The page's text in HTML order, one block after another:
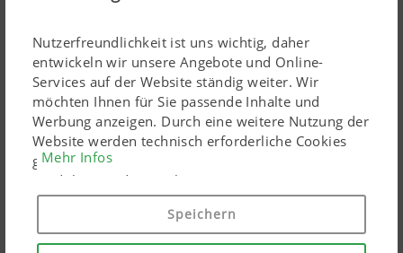
Nutzerfreundlichkeit ist uns wichtig, daher
entwickeln wir unsere Angebote und Online-
Services auf der Website ständig weiter. Wir
möchten Ihnen für Sie passende Inhalte und
Werbung anzeigen. Durch eine weitere Nutzung der
Website werden technisch erforderliche Cookies
gesetzt. Personenbezogene Google-Marketing-
Produkte werden Cookies nur eingesetzt, wenn Sie
Ihre Einwilligung erteilen ("Allem zustimmen"). Sie
können ebenso individuelle Einstellungen mittels
der angeführten Checkboxen treffen.
Mehr Infos
Speichern